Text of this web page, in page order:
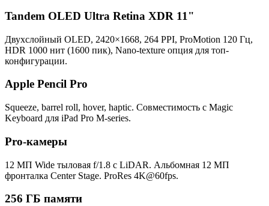
Tandem OLED Ultra Retina XDR 11"
Двухслойный OLED, 2420×1668, 264 PPI, ProMotion 120 Гц,
HDR 1000 нит (1600 пик), Nano-texture опция для топ-
конфигурации.
Apple Pencil Pro
Squeeze, barrel roll, hover, haptic. Совместимость с Magic
Keyboard для iPad Pro M-series.
Pro-камеры
12 МП Wide тыловая f/1.8 с LiDAR. Альбомная 12 МП
фронталка Center Stage. ProRes 4K@60fps.
256 ГБ памяти